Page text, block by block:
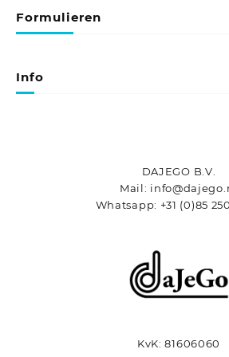
Formulieren
Info
DAJEGO B.V.
Mail:
Whatsapp: +31 (0)85
KvK: 81606060